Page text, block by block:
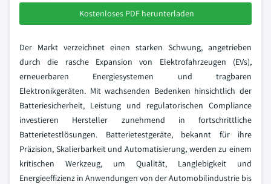
Kostenloses PDF herunterladen
Der Markt verzeichnet einen starken Schwung, angetrieben
durch die rasche Expansion von Elektrofahrzeugen (EVs),
erneuerbaren Energiesystemen und tragbaren
Elektronikgeräten. Mit wachsenden Bedenken hinsichtlich der
Batteriesicherheit, Leistung und regulatorischen Compliance
investieren Hersteller zunehmend in fortschrittliche
Batterietestlösungen. Batterietestgeräte, bekannt für ihre
Präzision, Skalierbarkeit und Automatisierung, werden zu einem
kritischen Werkzeug, um Qualität, Langlebigkeit und
Energieeffizienz in Anwendungen von der Automobilindustrie bis